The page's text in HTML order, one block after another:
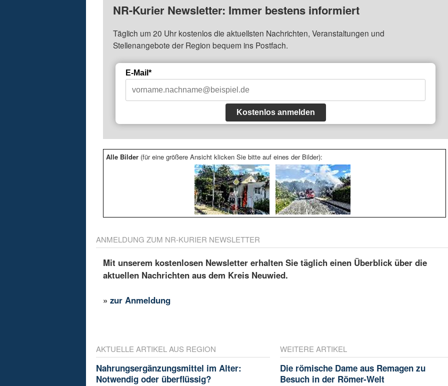
NR-Kurier Newsletter: Immer bestens informiert
Täglich um 20 Uhr kostenlos die aktuellsten Nachrichten, Veranstaltungen und
Stellenangebote der Region bequem ins Postfach.
E-Mail*
Kostenlos anmelden
Alle Bilder (für eine größere Ansicht klicken Sie bitte auf eines der Bilder):
ANMELDUNG ZUM NR-KURIER NEWSLETTER
Mit unserem kostenlosen Newsletter erhalten Sie täglich einen Überblick über die
aktuellen Nachrichten aus dem Kreis Neuwied.
»zur Anmeldung
AKTUELLE ARTIKEL AUS REGION
Nahrungsergänzungsmittel im Alter:
Notwendig oder überflüssig?
WEITERE ARTIKEL
Die römische Dame aus Remagen zu
Besuch in der Römer-Welt